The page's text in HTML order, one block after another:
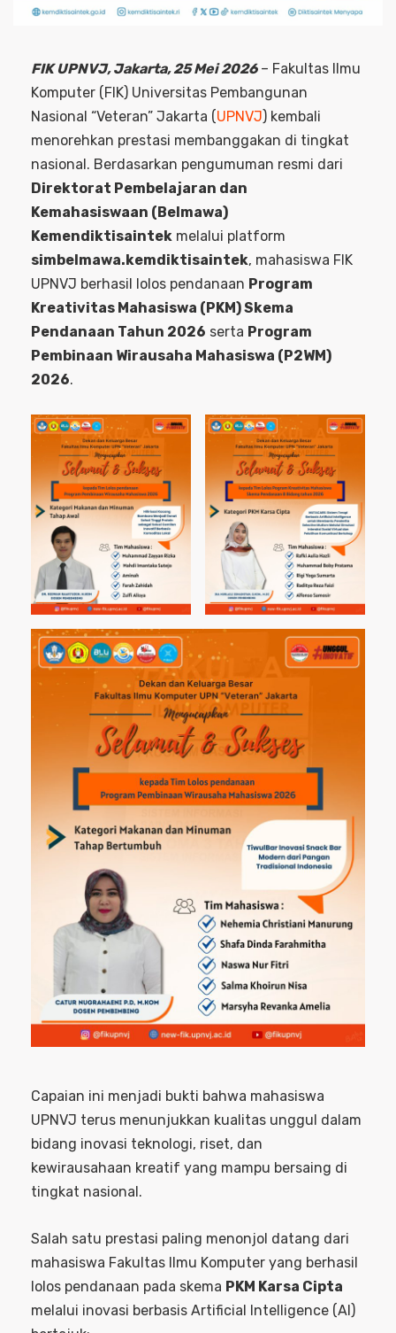
FIK UPNVJ, Jakarta, 25 Mei 2026– Fakultas Ilmu
Komputer (FIK) Universitas Pembangunan
Nasional “Veteran” Jakarta (UPNVJ) kembali
menorehkan prestasi membanggakan di tingkat
nasional. Berdasarkan pengumuman resmi dari
Direktorat Pembelajaran dan
Kemahasiswaan (Belmawa)
Kemendiktisaintek melalui platform
simbelmawa.kemdiktisaintek, mahasiswa FIK
UPNVJ berhasil lolos pendanaan Program
Kreativitas Mahasiswa (PKM) Skema
Pendanaan Tahun 2026 serta Program
Pembinaan Wirausaha Mahasiswa (P2WM)
2026.
Capaian ini menjadi bukti bahwa mahasiswa
UPNVJ terus menunjukkan kualitas unggul dalam
bidang inovasi teknologi, riset, dan
kewirausahaan kreatif yang mampu bersaing di
tingkat nasional.
Salah satu prestasi paling menonjol datang dari
mahasiswa Fakultas Ilmu Komputer yang berhasil
lolos pendanaan pada skema PKM Karsa Cipta
melalui inovasi berbasis Artificial Intelligence (AI)